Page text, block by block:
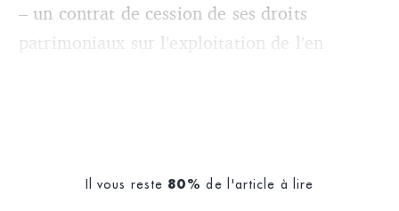
– un contrat de cession de ses droits
patrimoniaux sur l’exploitation de l’en
Il vous reste 80% de l'article à lire